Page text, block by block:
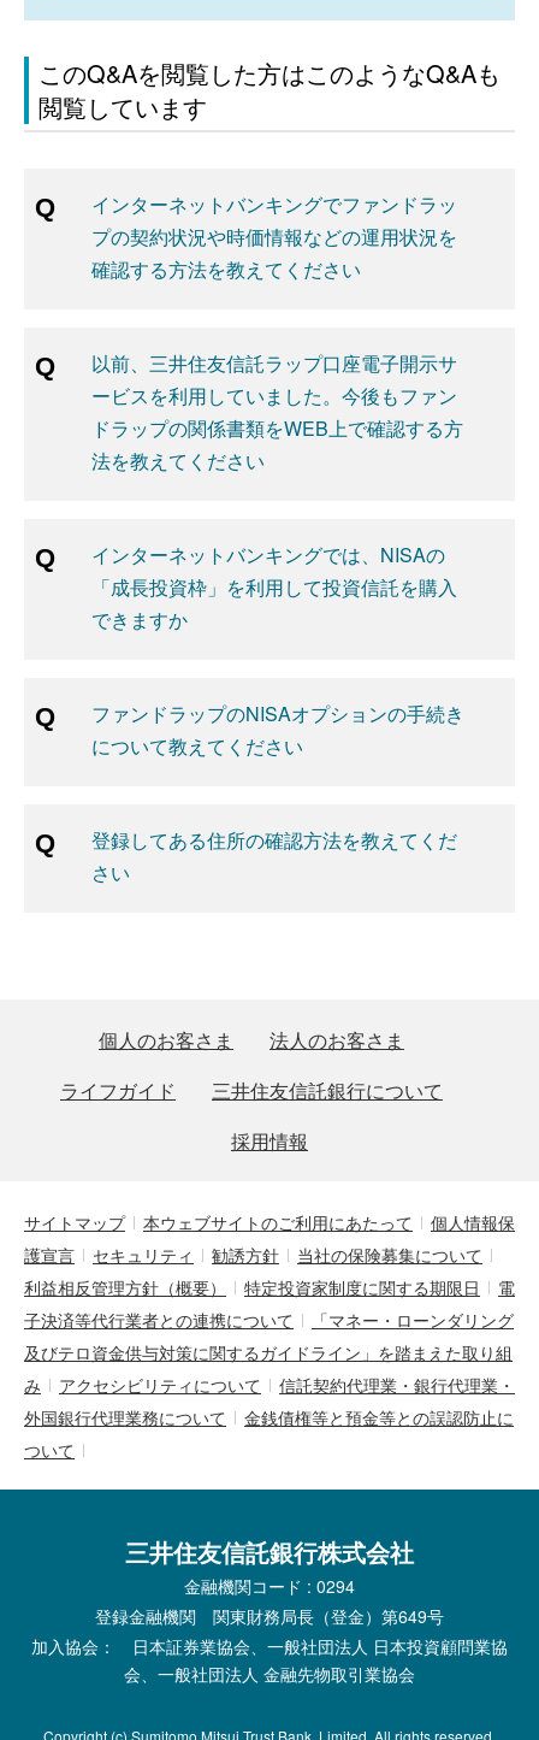
このQ&Aを閲覧した方はこのようなQ&Aも
閲覧しています
インターネットバンキングでファンドラッ
プの契約状況や時価情報などの運用状況を
確認する方法を教えてください
以前、三井住友信託ラップ口座電子開示サ
ービスを利用していました。今後もファン
ドラップの関係書類をWEB上で確認する方
法を教えてください
インターネットバンキングでは、NISAの
「成長投資枠」を利用して投資信託を購入
できますか
ファンドラップのNISAオプションの手続き
について教えてください
登録してある住所の確認方法を教えてくだ
さい
個人のお客さま
法人のお客さま
ライフガイド
三井住友信託銀行について
採用情報
サイトマップ 本ウェブサイトのご利用にあたって
個人情報保
護宣言
セキュリティ 勧誘方針
当社の保険募集について
利益相反管理方針（概要）
特定投資家制度に関する期限日
電
子決済等代行業者との連携について
「マネー・ローンダリング
及びテロ資金供与対策に関するガイドライン」を踏まえた取り組
み
アクセシビリティについて
信託契約代理業・銀行代理業・
外国銀行代理業務について
金銭債権等と預金等との誤認防止に
ついて
三井住友信託銀行株式会社
金融機関コード : 0294
登録金融機関 関東財務局長（登金）第649号
加入協会： 日本証券業協会、一般社団法人 日本投資顧問業協
会、一般社団法人 金融先物取引業協会
Copyright (c) Sumitomo Mitsui Trust Bank, Limited. All rights reserved.